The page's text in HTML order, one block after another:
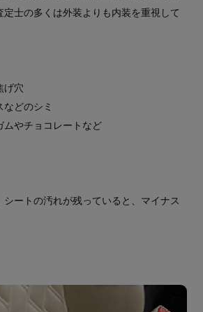
定士の多くは外装よりも内装を重視して
げ穴
などのシミ
ムやチョコレートなど
シートの汚れが残っていると、マイナス